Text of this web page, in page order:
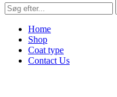
Home
Shop
Coat type
Contact Us